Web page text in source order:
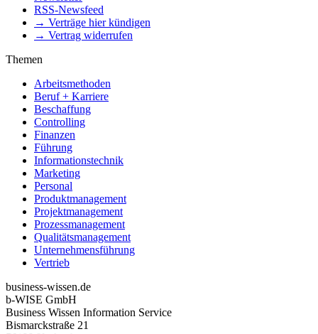
RSS-Newsfeed
→ Verträge hier kündigen
→ Vertrag widerrufen
Themen
Arbeitsmethoden
Beruf + Karriere
Beschaffung
Controlling
Finanzen
Führung
Informationstechnik
Marketing
Personal
Produktmanagement
Projektmanagement
Prozessmanagement
Qualitätsmanagement
Unternehmensführung
Vertrieb
business-wissen.de
b-WISE GmbH
Business Wissen Information Service
Bismarckstraße 21